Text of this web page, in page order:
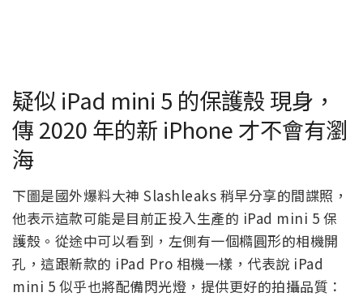
疑似 iPad mini 5 的保護殼 現身，
傳 2020 年的新 iPhone 才不會有瀏
海
下圖是國外爆料大神 Slashleaks 稍早分享的間諜照，
他表示這款可能是目前正投入生產的 iPad mini 5 保
護殼。從途中可以看到，左側有一個橢圓形的相機開
孔，這跟新款的 iPad Pro 相機一樣，代表說 iPad
mini 5 似乎也將配備閃光燈，提供更好的拍攝品質：